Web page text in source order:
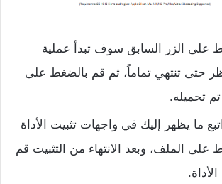
على الزر السابق سوف تبدأ عملية
حتى تنتهي تماماً، ثم قم بالضغط على
تحميله.
ما يظهر إليك في واجهات تثبيت الأداة
على الملف، وبعد الانتهاء من التثبيت قم